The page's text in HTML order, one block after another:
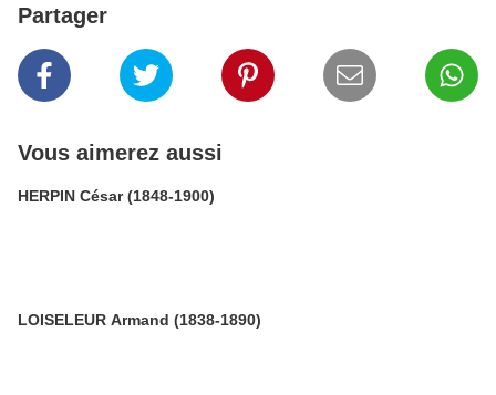
Partager
Vous aimerez aussi
HERPIN César (1848-1900)
LOISELEUR Armand (1838-1890)